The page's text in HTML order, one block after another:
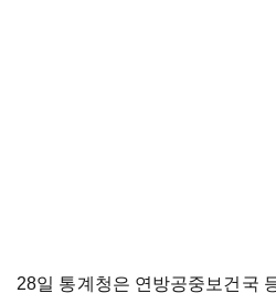
28일 통계청은 연방공중보건국